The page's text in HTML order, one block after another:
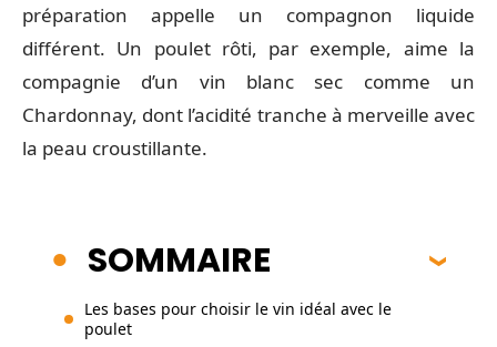
préparation appelle un compagnon liquide
différent. Un poulet rôti, par exemple, aime la
compagnie d’un vin blanc sec comme un
Chardonnay, dont l’acidité tranche à merveille avec
la peau croustillante.
SOMMAIRE
Les bases pour choisir le vin idéal avec le
poulet